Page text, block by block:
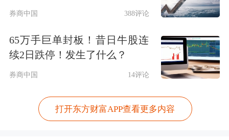
券商中国 388评论
65万手巨单封板！昔日牛股连
续2日跌停！发生了什么？
券商中国 14评论
打开东方财富APP查看更多内容